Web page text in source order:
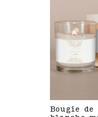
Bougie de